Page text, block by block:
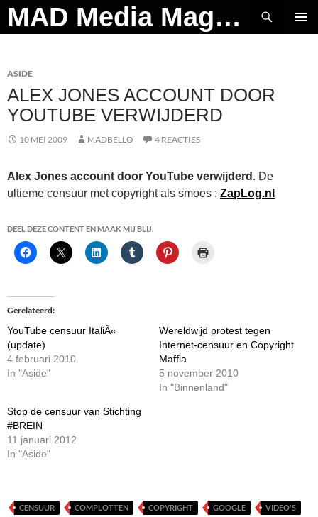
Ga
naar
MAD Media Magazine
Zoeken
ASIDE
ALEX JONES ACCOUNT DOOR
YOUTUBE VERWIJDERD
10 MEI 2009 MADBELLO 4 REACTIES
Alex Jones account door YouTube verwijderd . De
ultieme censuur met copyright als smoes : ZapLog.nl
DEEL DEZE CONTENT EN MAAK MIJ BLIJ.
Gerelateerd
YouTube censuur ItaliÃ«
(update)
4 februari 2010
In "Aside"
Wereldwijd protest tegen
Internet-censuur en Copyright
Maffia
5 november 2010
In "Binnenland"
Stop de censuur van Stichting
#BREIN
11 januari 2012
In "Aside"
CENSUUR COMPLOTTEN COPYRIGHT GOOGLE
VIDEO'S